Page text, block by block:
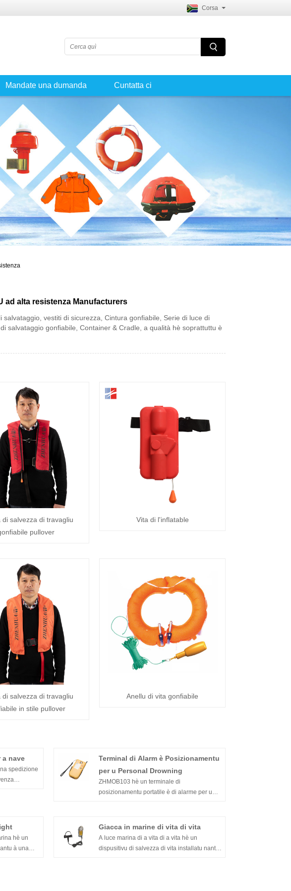
Corsa
Mandate una dumanda Cuntatta ci
ad alta resistenza Manufacturers
vestiti di sicurezza, Cintura gonfiabile, Serie di luce di
salvataggio gonfiabile, Container & Cradle, a qualità hè soprattuttu è
di salvezza di travagliu
pullover
Vita di l'inflatable
di salvezza di travagliu
in stile pullover
Anellu di vita gonfiabile
a nave
spedizione
fiumu inne.
Terminal di Alarm è Posizionamentu
per u Personal Drowning
ZHMOB103 hè un terminale di
posizionamentu portatile è di alarme per u
travaglia in navi, laghi è fiumi interni, è hè
appiicatu à giacche di salvataggio intelligenti
o barche di salvezza. Stu dispusitivu hè
hè un
à una
Giacca in marine di vita di vita
A luce marina di a vita di a vita hè un
dispusitivu di salvezza di vita installatu nantu